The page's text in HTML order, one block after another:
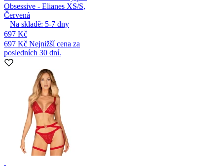
Obsessive - Elianes XS/S,
Červená
Na skladě: 5-7 dny
697 Kč
697 Kč Nejnižší cena za
posledních 30 dní.